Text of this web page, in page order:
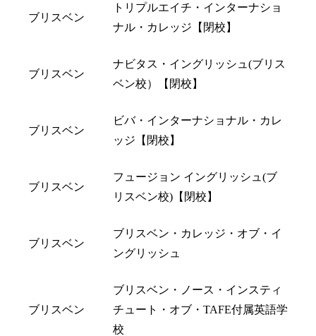
ブリスベン
トリプルエイチ・インターナショ
ナル・カレッジ【閉校】
ブリスベン
ナビタス・イングリッシュ(ブリス
ベン校）【閉校】
ブリスベン
ビバ・インターナショナル・カレ
ッジ【閉校】
ブリスベン
フュージョン イングリッシュ(ブ
リスベン校)【閉校】
ブリスベン
ブリスベン・カレッジ・オブ・イ
ングリッシュ
ブリスベン
ブリスベン・ノース・インスティ
チュート・オブ・TAFE付属英語学
校